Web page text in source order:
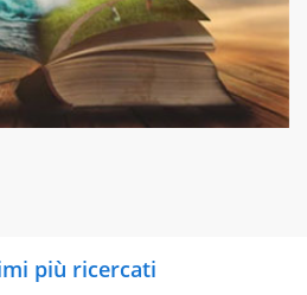
più ricercati